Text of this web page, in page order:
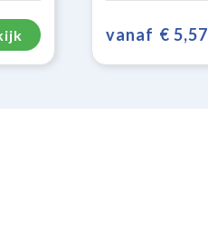
vanaf € 5,57